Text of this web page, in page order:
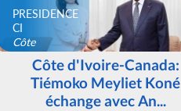
PRESIDENCE
CI
Côte
d'IvoireCôte d'Ivoire-Canada:
Tiémoko Meyliet Koné
échange avec An...